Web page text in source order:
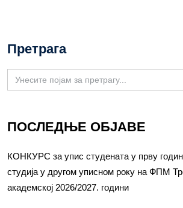
Претрага
Search
for:
ПОСЛЕДЊЕ ОБЈАВЕ
КОНКУРС за упис студената у прву
студија у другом уписном року на ФПМ
академској 2026/2027. години